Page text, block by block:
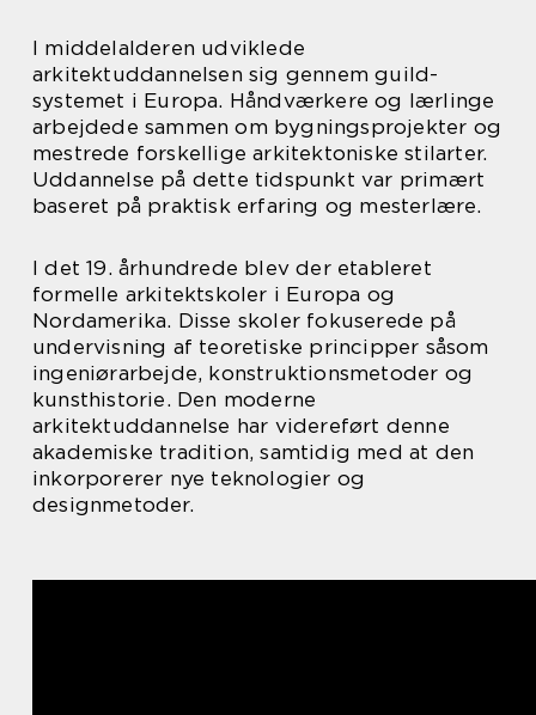
I middelalderen udviklede
arkitektuddannelsen sig gennem guild-
systemet i Europa. Håndværkere og lærlinge
arbejdede sammen om bygningsprojekter og
mestrede forskellige arkitektoniske stilarter.
Uddannelse på dette tidspunkt var primært
baseret på praktisk erfaring og mesterlære.
I det 19. århundrede blev der etableret
formelle arkitektskoler i Europa og
Nordamerika. Disse skoler fokuserede på
undervisning af teoretiske principper såsom
ingeniørarbejde, konstruktionsmetoder og
kunsthistorie. Den moderne
arkitektuddannelse har videreført denne
akademiske tradition, samtidig med at den
inkorporerer nye teknologier og
designmetoder.